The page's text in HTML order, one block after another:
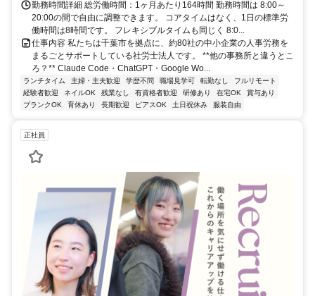
勤務時間詳細 総労働時間：1ヶ月あたり164時間 勤務時間は 8:00～
20:00の間で自由に調整できます。 コアタイムはなく、1日の標準労
働時間は8時間です。 フレキシブルタイムも同じく 8:0...
仕事内容 私たちは千葉市を拠点に、約80社の中小企業の人事労務を
まるごとサポートしている社労士法人です。 **他の事務所と違うとこ
ろ？** Claude Code・ChatGPT・Google Wo...
ランチタイム 主婦・主夫歓迎 学歴不問 職場見学可 転勤なし
フルリモート
経験者歓迎
ネイルOK 残業なし 有資格者歓迎 研修あり 在宅OK
賞与あり
ブランクOK
育休あり 長期歓迎 ピアスOK 土日祝休み 服装自由
正社員